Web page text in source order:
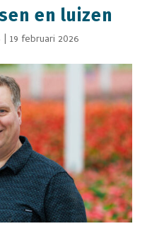
en luizen
| 19 februari 2026